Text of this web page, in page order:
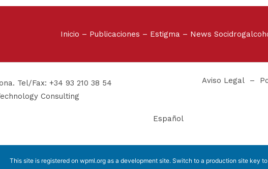
Inicio – Publicaciones – Estigma – News
Tel/Fax: +34 93 210 38 54
Consulting
Aviso Legal –
Español
This site is registered on wpml.orgas a development site. Switch to a production site key to